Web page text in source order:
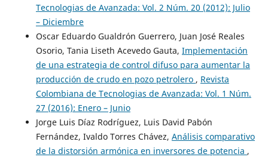
Tecnologias de Avanzada: Vol. 2 Núm. 20 (2012): Julio
– Diciembre
Oscar Eduardo Gualdrón Guerrero, Juan José Reales
Osorio, Tania Liseth Acevedo Gauta, Implementación
de una estrategia de control difuso para aumentar la
producción de crudo en pozo petrolero , Revista
Colombiana de Tecnologias de Avanzada: Vol. 1 Núm.
27 (2016): Enero – Junio
Jorge Luis Díaz Rodríguez, Luis David Pabón
Fernández, Ivaldo Torres Chávez, Análisis comparativo
de la distorsión armónica en inversores de potencia ,